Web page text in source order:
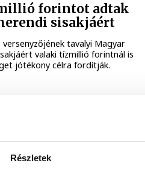
Részletek
forintot adtak
sisakjáért
tavalyi Magyar
valaki tízmillió forintnál is
jótékony célra fordítják.